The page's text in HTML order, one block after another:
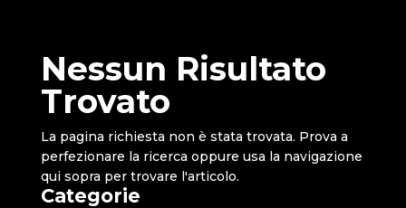
Nessun Risultato
Trovato
La pagina richiesta non è stata trovata. Prova a
perfezionare la ricerca oppure usa la navigazione
qui sopra per trovare l'articolo.
Categorie